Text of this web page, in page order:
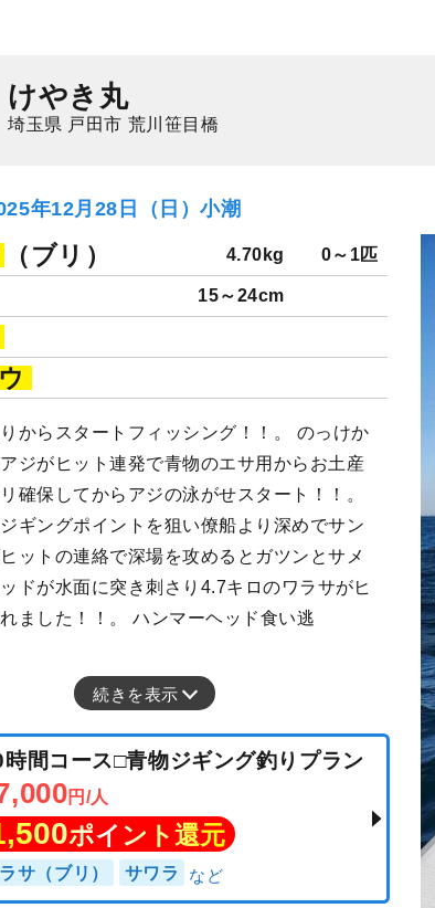
けやき丸
埼玉県 戸田市 荒川笹目橋
年12月28日（日）小潮
（ブリ） 4.70kg 0～1匹
15～24cm
からスタートフィッシング！！。 のっけか
ジがヒット連発で青物のエサ用からお土産
確保してからアジの泳がせスタート！！。
ギングポイントを狙い僚船より深めでサン
ットの連絡で深場を攻めるとガツンとサメ
ドが水面に突き刺さり4.7キロのワラサがヒ
ました！！。 ハンマーヘッド食い逃
続きを表示